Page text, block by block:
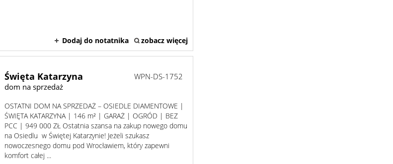
Dodaj do notatnika zobacz więcej
Święta Katarzyna
dom na sprzedaż
WPN-DS-1752
OSTATNI DOM NA SPRZEDAŻ – OSIEDLE DIAMENTOWE |
ŚWIĘTA KATARZYNA | 146 m² | GARAŻ | OGRÓD | BEZ
PCC | 949 000 ZŁ Ostatnia szansa na zakup nowego domu
na Osiedlu w Świętej Katarzynie! Jeżeli szukasz
nowoczesnego domu pod Wrocławiem, który zapewni
komfort całej ...